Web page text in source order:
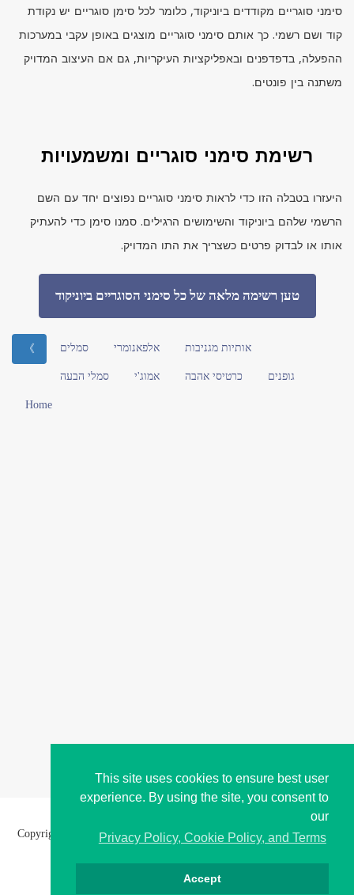
This site uses cookies to ensure best user
experience. By using the site, you consent to
our
Privacy Policy, Cookie Policy, and Terms
Accept
סימני סוגריים מקודדים ביוניקוד, כלומר לכל סימן סוגריים יש נקודת
קוד ושם רשמי. כך אותם סימני סוגריים מוצגים באופן עקבי במערכות
ההפעלה, בדפדפנים ובאפליקציות העיקריות, גם אם העיצוב המדויק
משתנה בין פונטים.
רשימת סימני סוגריים ומשמעויות
היעזרו בטבלה הזו כדי לראות סימני סוגריים נפוצים יחד עם השם
הרשמי שלהם ביוניקוד והשימושים הרגילים. סמנו סימן כדי להעתיק
אותו או לבדוק פרטים כשצריך את התו המדויק.
טען רשימה מלאה של כל סימני הסוגריים ביוניקוד
》 סמלים אלפאנומרי אותיות מגניבות
סמלי הבעה אמוג'י כרטיסי אהבה גופנים
Home
Copyright © i2Symbol 2011-2026,Sciweavers LLC, USA.192